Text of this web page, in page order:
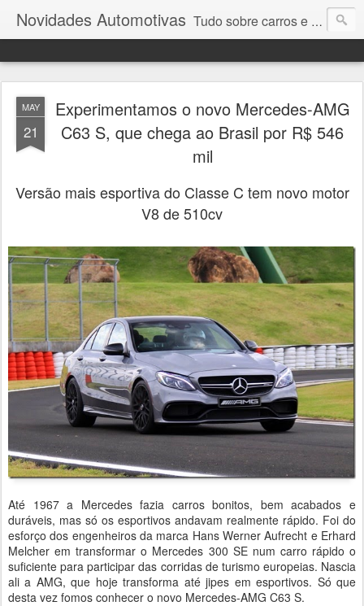
Novidades Automotivas Tudo sobre carros e motores
MAY
21
Experimentamos o novo Mercedes-AMG
C63 S, que chega ao Brasil por R$ 546
mil
Versão mais esportiva do Classe C tem novo motor
V8 de 510cv
Até 1967 a Mercedes fazia carros bonitos, bem acabados e
duráveis, mas só os esportivos andavam realmente rápido. Foi do
esforço dos engenheiros da marca Hans Werner Aufrecht e Erhard
Melcher em transformar o Mercedes 300 SE num carro rápido o
suficiente para participar das corridas de turismo europeias. Nascia
ali a AMG, que hoje transforma até jipes em esportivos. Só que
desta vez fomos conhecer o novo Mercedes-AMG C63 S.